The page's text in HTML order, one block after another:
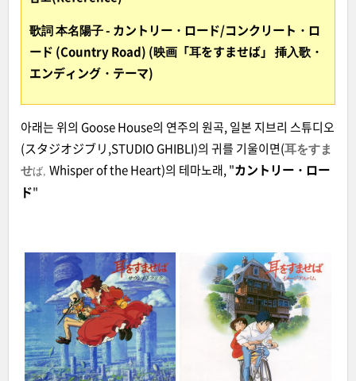
歌詞 本名陽子 - カントリー・ロード/コンクリート・ロ
ード (Country Road) (映画「耳をすませば」 挿入歌・
エンディング・テーマ)
아래는 위의 Goose House의 연주의 원곡, 일본 지브리 스튜디오
(スタジオジブリ,STUDIO GHIBLI)의 귀를 기울이면(耳をすま
せば, Whisper of the Heart)의 테마노래, "カントリー・ロー
ド"